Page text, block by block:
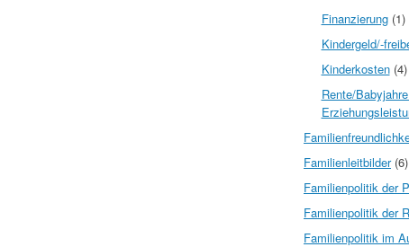
Finanzierung(1)
Kindergeld/-
Kinderkosten(4)
Rente/
Familienleitbilder(6)
Familienpolitik der
Familienpolitik der
Familienpolitik im